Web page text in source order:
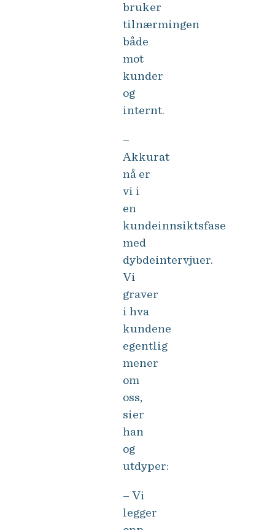
bruker
tilnærmingen
både
mot
kunder
og
internt.
–
Akkurat
nå er
vi i
en
kundeinnsiktsfase
med
dybdeintervjuer.
Vi
graver
i hva
kundene
egentlig
mener
om
oss,
sier
han
og
utdyper:
– Vi
legger